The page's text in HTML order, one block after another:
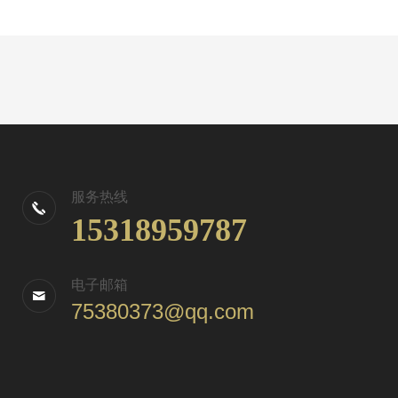
服务热线
15318959787
电子邮箱
75380373@qq.com